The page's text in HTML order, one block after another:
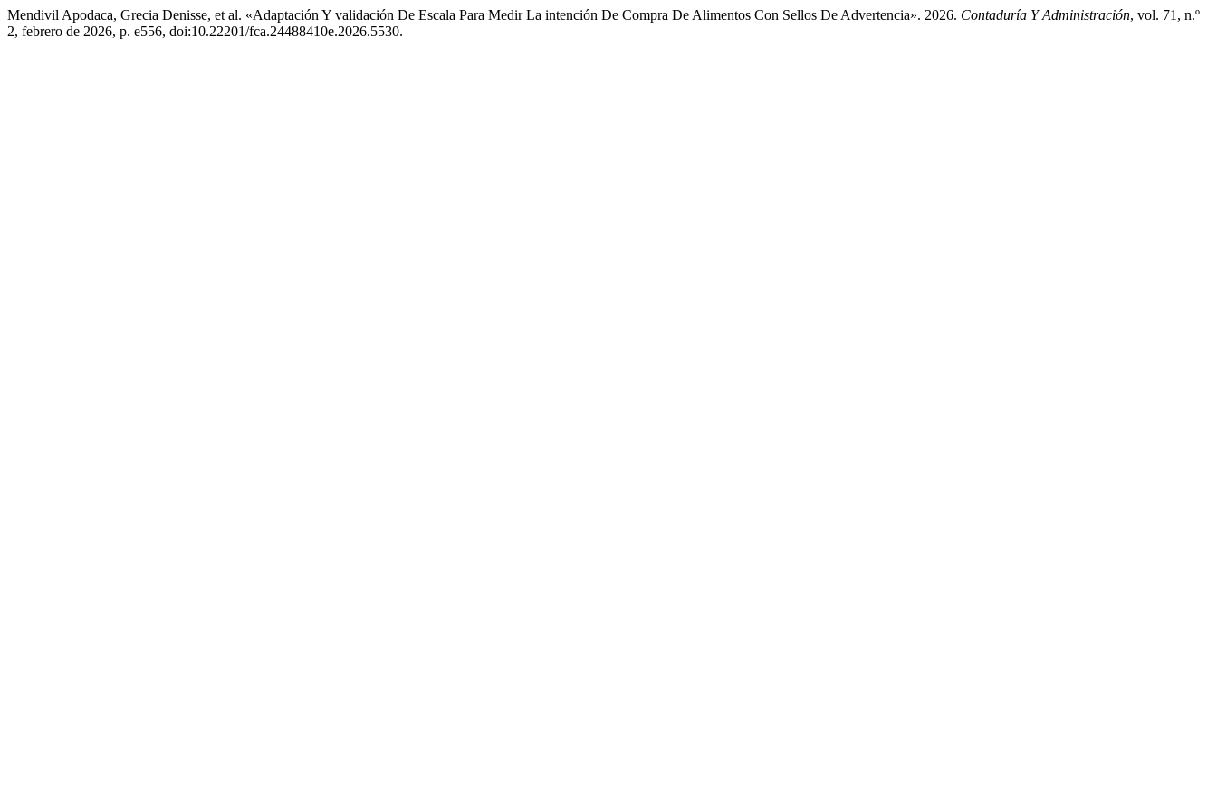
Mendivil Apodaca, Grecia Denisse, et al. «Adaptación Y validación De Escala Para Medir La intención De Compra De Alimentos Con Sellos De Advertencia». 2026. Contaduría Y Administración, vol. 71, n.º
2, febrero de 2026, p. e556, doi:10.22201/fca.24488410e.2026.5530.